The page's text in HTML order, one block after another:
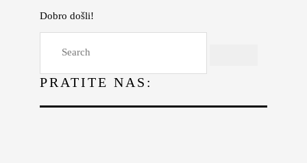
Dobro došli!
PRATITE NAS:
Lepota